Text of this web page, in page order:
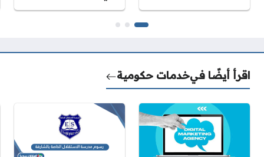
اقرأ أيضًا فيخدمات حكومية